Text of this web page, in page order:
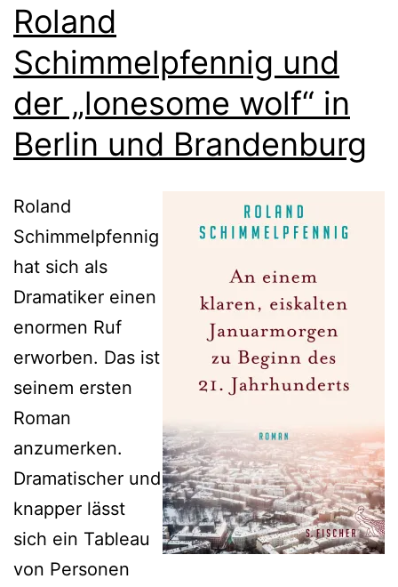
Roland
Schimmelpfennig und
der „lonesome wolf“ in
Berlin und Brandenburg
Roland
Schimmelpfennig
hat sich als
Dramatiker einen
enormen Ruf
erworben. Das ist
seinem ersten
Roman
anzumerken.
Dramatischer und
knapper lässt
sich ein Tableau
von Personen